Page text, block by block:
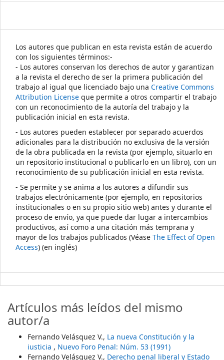
Los autores que publican en esta revista están de acuerdo
con los siguientes términos:-
- Los autores conservan los derechos de autor y garantizan
a la revista el derecho de ser la primera publicación del
trabajo al igual que licenciado bajo una Creative Commons
Attribution License que permite a otros compartir el trabajo
con un reconocimiento de la autoría del trabajo y la
publicación inicial en esta revista.
- Los autores pueden establecer por separado acuerdos
adicionales para la distribución no exclusiva de la versión
de la obra publicada en la revista (por ejemplo, situarlo en
un repositorio institucional o publicarlo en un libro), con un
reconocimiento de su publicación inicial en esta revista.
- Se permite y se anima a los autores a difundir sus
trabajos electrónicamente (por ejemplo, en repositorios
institucionales o en su propio sitio web) antes y durante el
proceso de envío, ya que puede dar lugar a intercambios
productivos, así como a una citación más temprana y
mayor de los trabajos publicados (Véase The Effect of Open
Access) (en inglés)
Artículos más leídos del mismo
autor/a
Fernando Velásquez V., La nueva Constitución y la
iusticia , Nuevo Foro Penal: Núm. 53 (1991)
Fernando Velásquez V., Derecho penal liberal y Estado